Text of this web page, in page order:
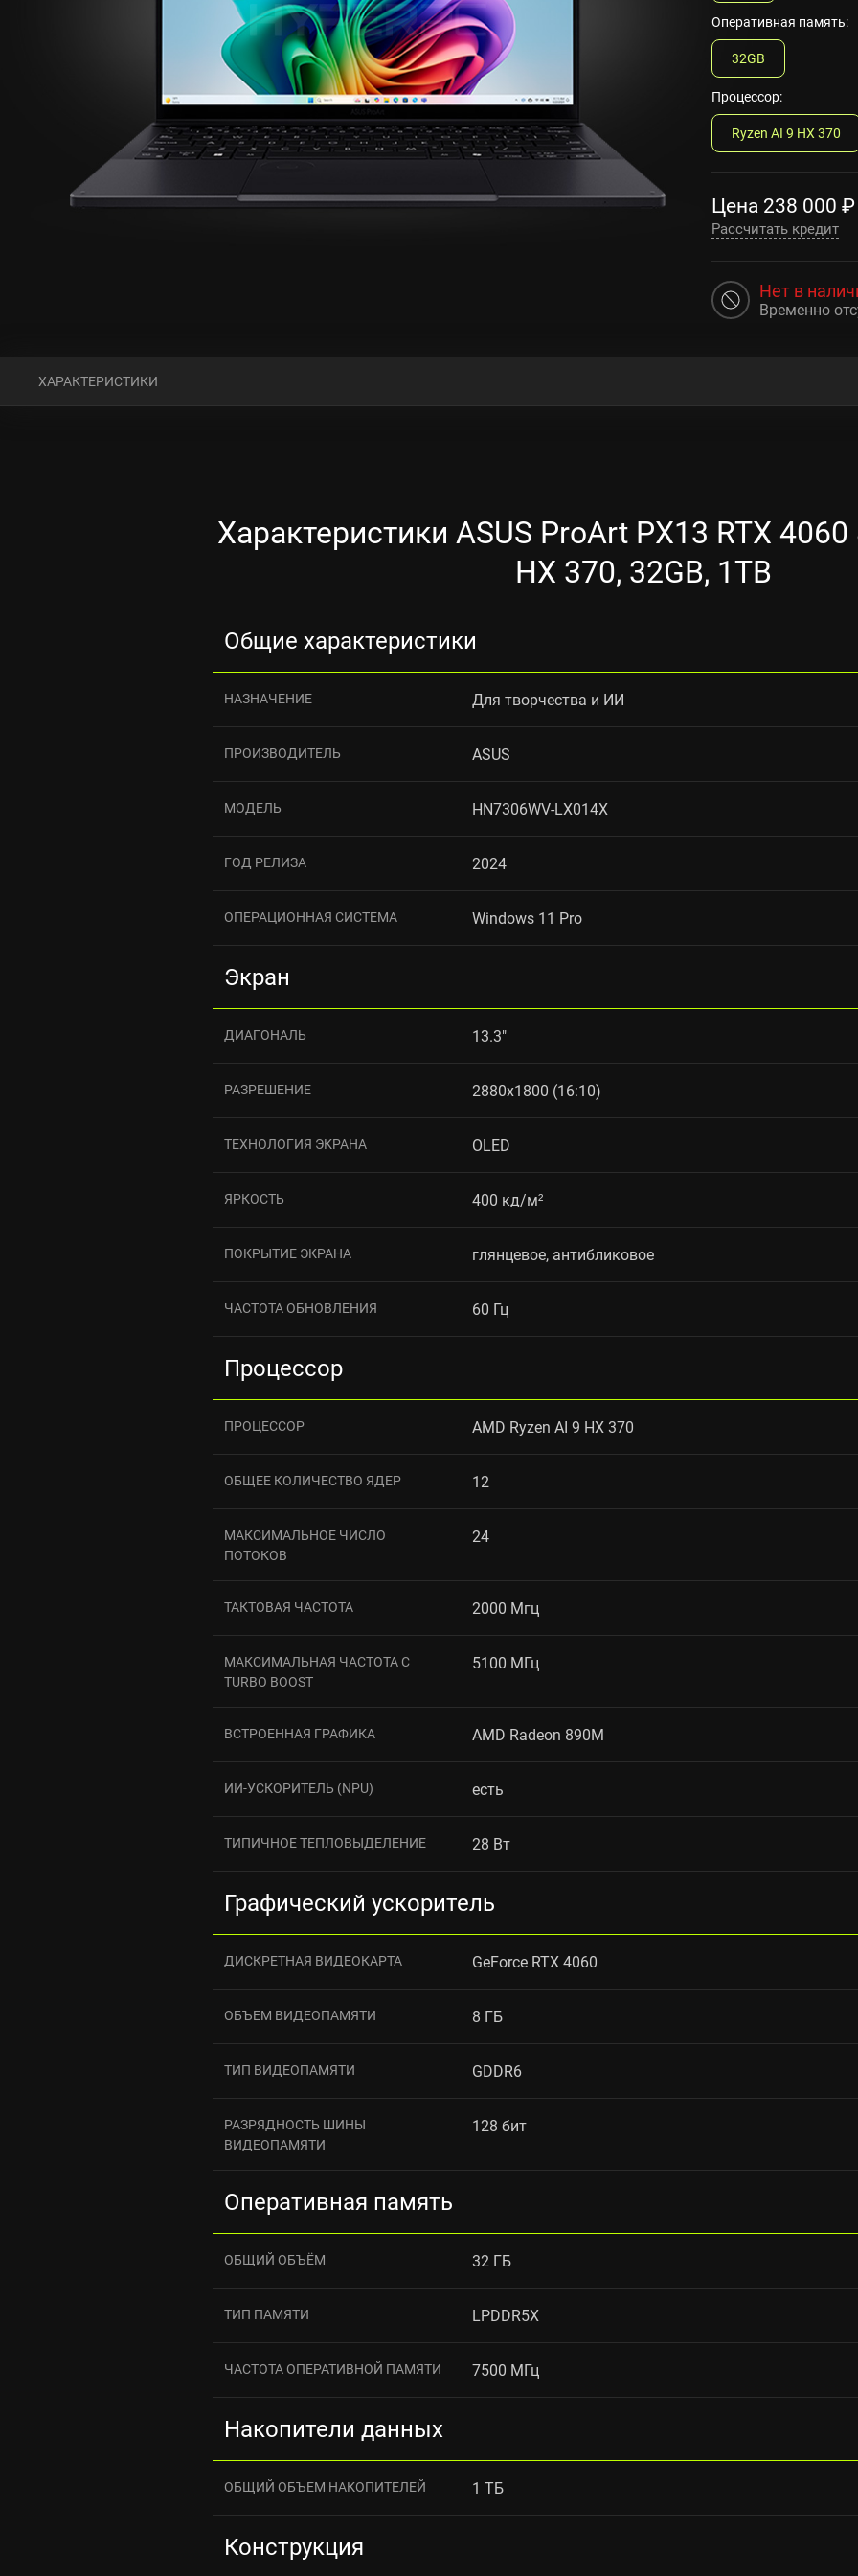
Оперативная память:
32GB
Процессор:
Ryzen AI 9 HX 370
Цена 238 000 ₽
Рассчитать кредит
Нет в
Временно
ХАРАКТЕРИСТИКИ
Характеристики ASUS ProArt PX13 RTX 4060
HX 370, 32GB, 1TB
Общие характеристики
НАЗНАЧЕНИЕ Для творчества и ИИ
ПРОИЗВОДИТЕЛЬ ASUS
МОДЕЛЬ HN7306WV-LX014X
ГОД РЕЛИЗА 2024
ОПЕРАЦИОННАЯ СИСТЕМА Windows 11 Pro
Экран
ДИАГОНАЛЬ 13.3"
РАЗРЕШЕНИЕ 2880x1800 (16:10)
ТЕХНОЛОГИЯ ЭКРАНА OLED
ЯРКОСТЬ 400 кд/м²
ПОКРЫТИЕ ЭКРАНА глянцевое, антибликовое
ЧАСТОТА ОБНОВЛЕНИЯ 60 Гц
Процессор
ПРОЦЕССОР AMD Ryzen AI 9 HX 370
ОБЩЕЕ КОЛИЧЕСТВО ЯДЕР 12
МАКСИМАЛЬНОЕ ЧИСЛО
ПОТОКОВ
24
ТАКТОВАЯ ЧАСТОТА 2000 Мгц
МАКСИМАЛЬНАЯ ЧАСТОТА С
TURBO BOOST
5100 МГц
ВСТРОЕННАЯ ГРАФИКА AMD Radeon 890M
ИИ-УСКОРИТЕЛЬ (NPU) есть
ТИПИЧНОЕ ТЕПЛОВЫДЕЛЕНИЕ 28 Вт
Графический ускоритель
ДИСКРЕТНАЯ ВИДЕОКАРТА GeForce RTX 4060
ОБЪЕМ ВИДЕОПАМЯТИ 8 ГБ
ТИП ВИДЕОПАМЯТИ GDDR6
РАЗРЯДНОСТЬ ШИНЫ
ВИДЕОПАМЯТИ
128 бит
Оперативная память
ОБЩИЙ ОБЪЁМ 32 ГБ
ТИП ПАМЯТИ LPDDR5X
ЧАСТОТА ОПЕРАТИВНОЙ ПАМЯТИ 7500 МГц
Накопители данных
ОБЩИЙ ОБЪЕМ НАКОПИТЕЛЕЙ 1 ТБ
Конструкция